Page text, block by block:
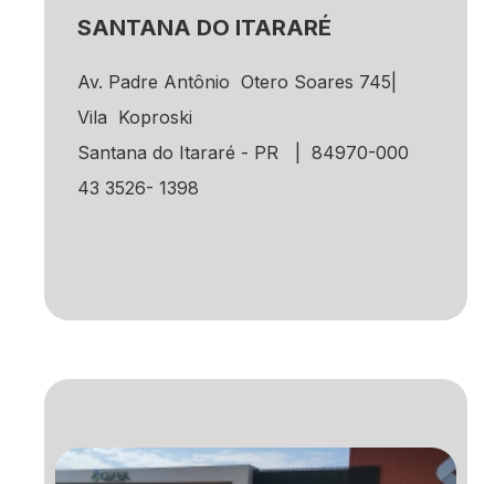
SANTANA DO ITARARÉ
Av. Padre Antônio Otero Soares 745|
Vila Koproski
Santana do Itararé - PR | 84970-000
43 3526- 1398